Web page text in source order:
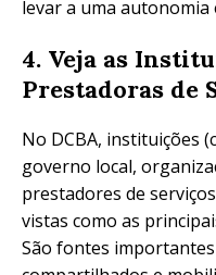
levar a uma autonomia
4. Veja as
Prestadoras de
No DCBA, instituições
governo local,
prestadores de
vistas como as
São fontes